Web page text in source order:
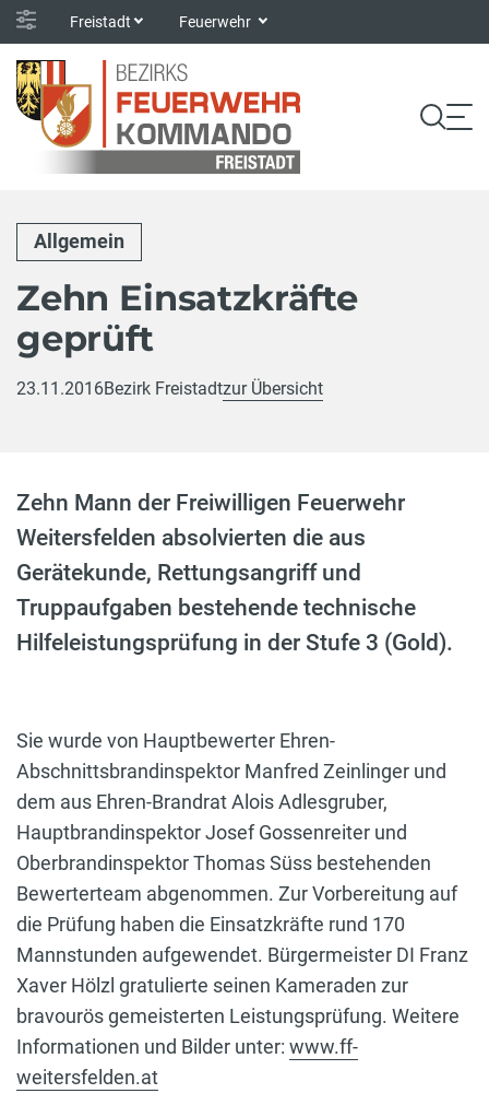
Freistadt Feuerwehr
Allgemein
Zehn Einsatzkräfte
geprüft
23.11.2016Bezirk Freistadtzur Übersicht
Zehn Mann der Freiwilligen Feuerwehr
Weitersfelden absolvierten die aus
Gerätekunde, Rettungsangriff und
Truppaufgaben bestehende technische
Hilfeleistungsprüfung in der Stufe 3 (Gold).
Sie wurde von Hauptbewerter Ehren-
Abschnittsbrandinspektor Manfred Zeinlinger und
dem aus Ehren-Brandrat Alois Adlesgruber,
Hauptbrandinspektor Josef Gossenreiter und
Oberbrandinspektor Thomas Süss bestehenden
Bewerterteam abgenommen. Zur Vorbereitung auf
die Prüfung haben die Einsatzkräfte rund 170
Mannstunden aufgewendet. Bürgermeister DI Franz
Xaver Hölzl gratulierte seinen Kameraden zur
bravourös gemeisterten Leistungsprüfung. Weitere
Informationen und Bilder unter: www.ff-
weitersfelden.at